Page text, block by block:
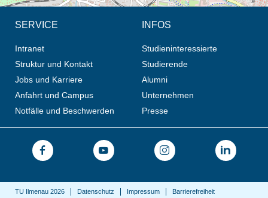
SERVICE
Intranet
Struktur und Kontakt
Jobs und Karriere
Anfahrt und Campus
Notfälle und Beschwerden
INFOS
Studieninteressierte
Studierende
Alumni
Unternehmen
Presse
TU Ilmenau 2026 Datenschutz Impressum Barrierefreiheit